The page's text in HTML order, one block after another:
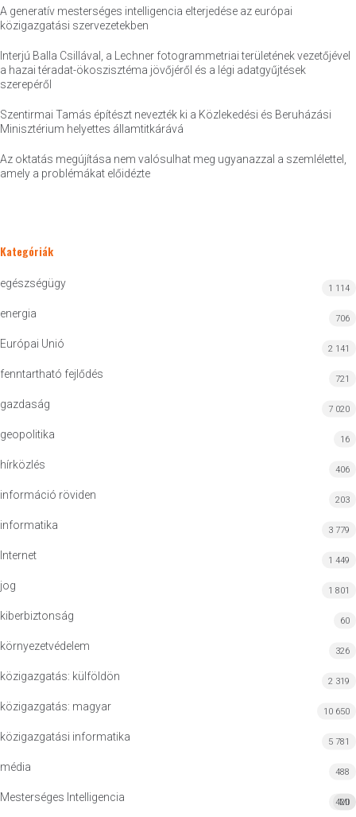
A generatív mesterséges intelligencia elterjedése az európai
közigazgatási szervezetekben
Interjú Balla Csillával, a Lechner fotogrammetriai területének vezetőjével
a hazai téradat-ökoszisztéma jövőjéről és a légi adatgyűjtések
szerepéről
Szentirmai Tamás építészt nevezték ki a Közlekedési és Beruházási
Minisztérium helyettes államtitkárává
Az oktatás megújítása nem valósulhat meg ugyanazzal a szemlélettel,
amely a problémákat előidézte
Kategóriák
egészségügy 1 114
energia 706
Európai Unió 2 141
fenntartható fejlődés 721
gazdaság 7 020
geopolitika 16
hírközlés 406
információ röviden 203
informatika 3 779
Internet 1 449
jog 1 801
kiberbiztonság 60
környezetvédelem 326
közigazgatás: külföldön 2 319
közigazgatás: magyar 10 650
közigazgatási informatika 5 781
média 488
Mesterséges Intelligencia MI
420